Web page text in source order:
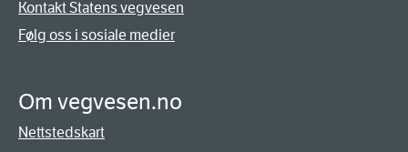
Kontakt Statens vegvesen
Følg oss i sosiale medier
Om vegvesen.no
Nettstedskart